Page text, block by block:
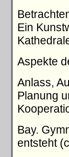
Ein
Aspekte
Anlass,
Planung
Bay.
entsteht